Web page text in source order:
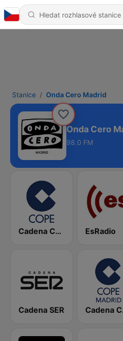
Stanice Onda Cero Madrid
Onda Cero
98.0 FM
Cadena COPE EsRadio
Cadena SER